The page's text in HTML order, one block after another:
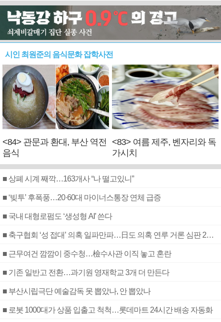
시인 최원준의 음식문화 잡학사전
<84> 관문과 환대, 부산 역전
음식
<83> 여름 제주, 벤자리와 독
가시치
■ 상폐 시계 째깍…163개사 “나 떨고있니”
■ ‘빚투’ 후폭풍…20·60대 마이너스통장 연체 급증
■ 국내 대형로펌도 ‘생성형 AI’ 쓴다
■ 축구협회 ‘성 접대’ 의혹 일파만파…日도 의혹 연루 거론 심판 2명 조사
■ 근무여건 깜깜이 중수청…檢수사관 이직 놓고 혼란
■ 기존 일반고 전환…과기원 영재학교 3개 더 만든다
■ 부산시립극단 예술감독 못 뽑았나, 안 뽑았나
■ 로봇 1000대가 상품 입출고 척척…롯데마트 24시간 배송 자동화